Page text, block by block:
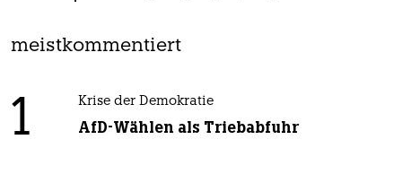
meistkommentiert
1 Krise der Demokratie
AfD-Wählen als Triebabfuhr